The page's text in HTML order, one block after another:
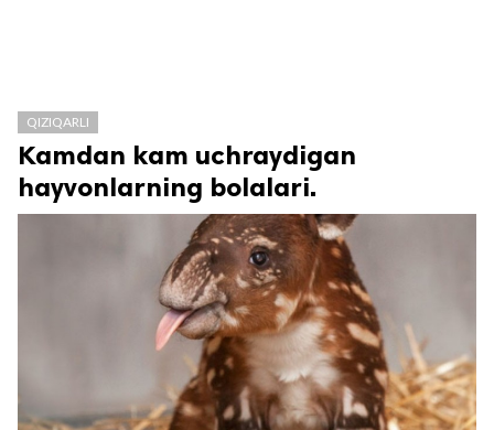
QIZIQARLI
Kamdan kam uchraydigan
hayvonlarning bolalari.